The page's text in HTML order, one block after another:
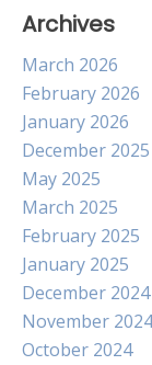
Archives
March 2026
February 2026
January 2026
December 2025
May 2025
March 2025
February 2025
January 2025
December 2024
November 2024
October 2024